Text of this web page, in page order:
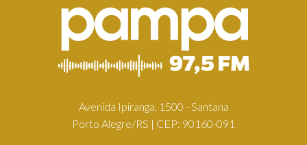
Avenida Ipiranga, 1500 - Santana
Porto Alegre/RS | CEP: 90160-091